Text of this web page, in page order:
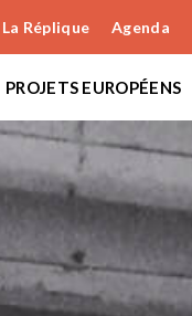
La Réplique Agenda
PROJETS EUROPÉENS